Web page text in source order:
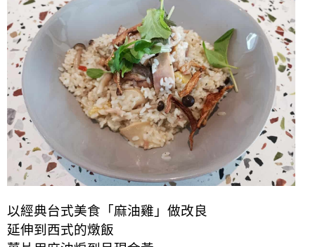
以經典台式美食「麻油雞」做改良
延伸到西式的燉飯